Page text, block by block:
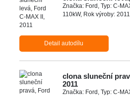
Značka: Ford, Typ: C-
110kW, Rok výroby: 2011
Detail autodílu
clona sluneční
2011
Značka: Ford, Typ: C-